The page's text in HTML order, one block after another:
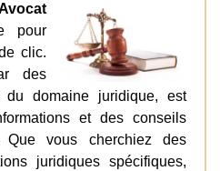
pour
clic.
des
du domaine juridique, est
et des conseils
vous cherchiez des
juridiques spécifiques,